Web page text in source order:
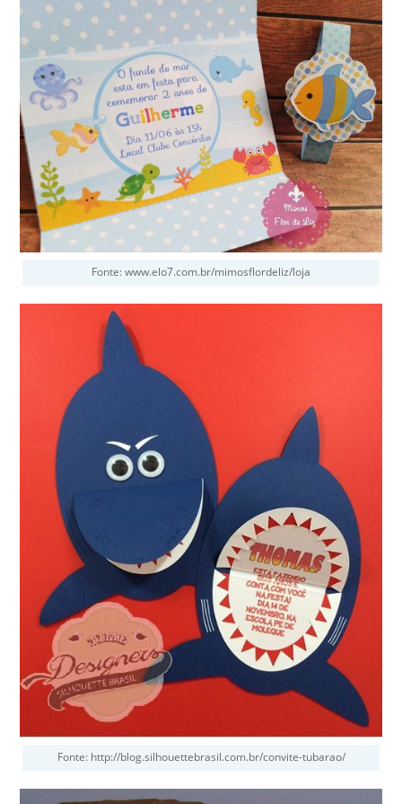
Fonte: www.elo7.com.br/mimosflordeliz/loja
Fonte: http://blog.silhouettebrasil.com.br/convite-tubarao/